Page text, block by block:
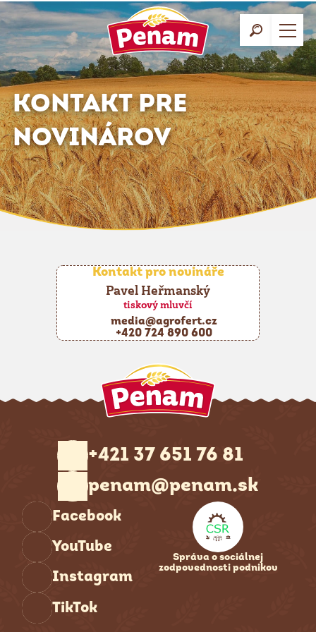
KONTAKT PRE
NOVINÁROV
Kontakt pro novináře
Pavel Heřmanský
tiskový mluvčí
media@agrofert.cz
+420 724 890 600
+421 37 651 76 81
penam@penam.sk
Facebook
YouTube
Instagram
TikTok
Správa o sociálnej
zodpovednosti podnikov